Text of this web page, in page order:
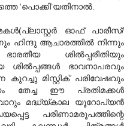
‘പൊക്കി’യതിനാല്‍.
ഓഫ് പാരീസ്/
ഹിന്ദു ആചാരത്തില്‍ നിന്നും
ശില്‍പ്പരീതിയും
ശില്‍പ്പങ്ങള്‍ ഭാവനാപരവും
കുറച്ചു മിസ്റ്റിക് പരിവേഷവും
തേച്ച ഈ പ്രതിമക്കള്‍
മദ്ധ്യ്കാല യൂറോപ്യന്‍
പരിണാമരൂപത്തിന്റെ